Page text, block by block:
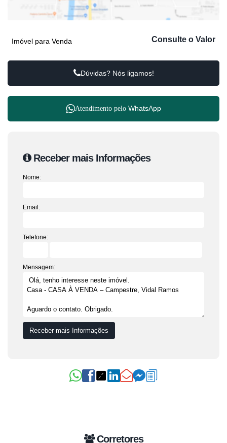
Consulte o Valor
Imóvel para Venda
Dúvidas? Nós ligamos!
Atendimento pelo WhatsApp
Receber mais Informações
Nome:
Email:
Telefone:
Mensagem:
Corretores